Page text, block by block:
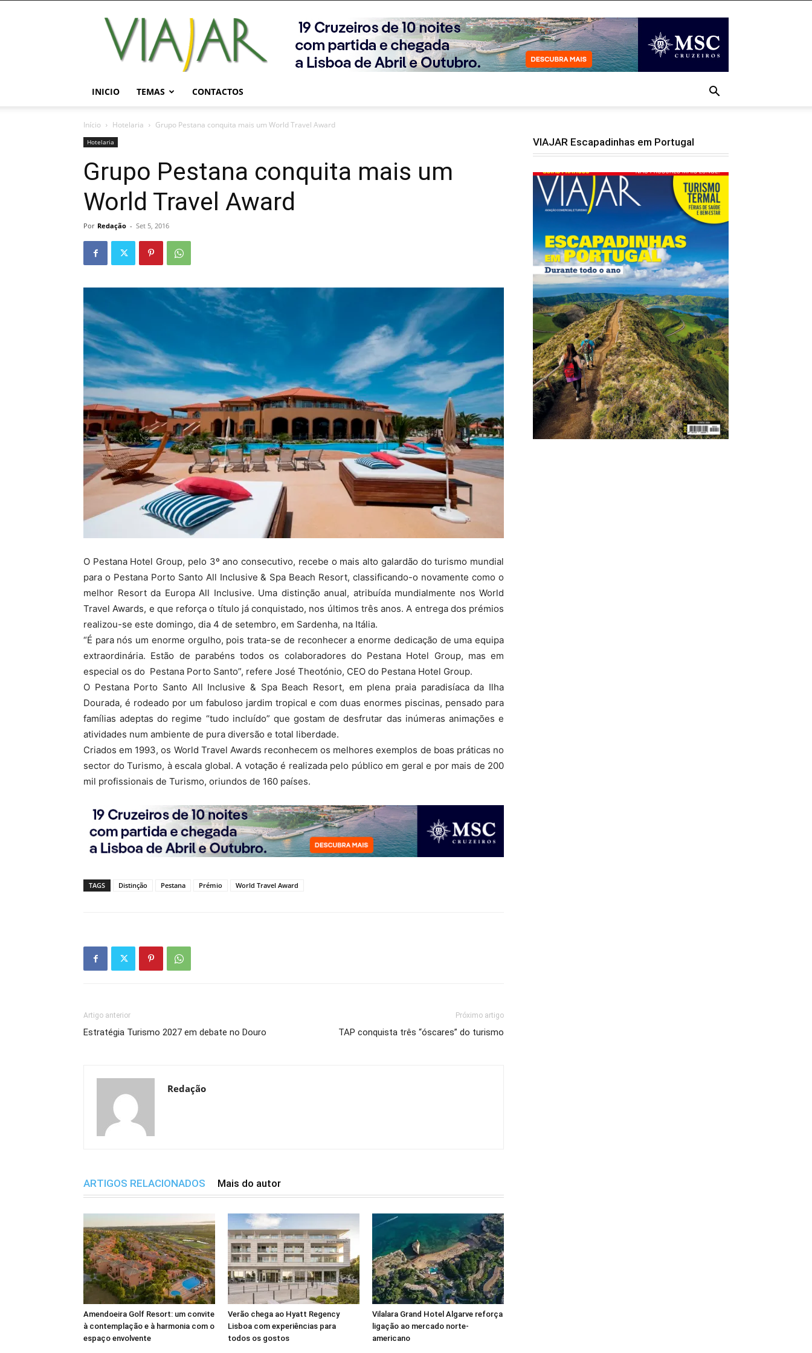
Viajar
Magazine
Online
INICIO TEMAS CONTACTOS
Início Hotelaria Grupo Pestana conquita mais um World Travel Award
Hotelaria
Grupo Pestana conquita mais um
World Travel Award
Por Redação - Set 5, 2016
O Pestana Hotel Group, pelo 3º ano consecutivo, recebe o mais alto galardão do turismo mundial
para o Pestana Porto Santo All Inclusive & Spa Beach Resort, classificando-o novamente como o
melhor Resort da Europa All Inclusive. Uma distinção anual, atribuída mundialmente nos World
Travel Awards, e que reforça o título já conquistado, nos últimos três anos. A entrega dos prémios
realizou-se este domingo, dia 4 de setembro, em Sardenha, na Itália.
“É para nós um enorme orgulho, pois trata-se de reconhecer a enorme dedicação de uma equipa
extraordinária. Estão de parabéns todos os colaboradores do Pestana Hotel Group, mas em
especial os do Pestana Porto Santo”, refere José Theotónio, CEO do Pestana Hotel Group.
O Pestana Porto Santo All Inclusive & Spa Beach Resort, em plena praia paradisíaca da Ilha
Dourada, é rodeado por um fabuloso jardim tropical e com duas enormes piscinas, pensado para
famílias adeptas do regime “tudo incluído” que gostam de desfrutar das inúmeras animações e
atividades num ambiente de pura diversão e total liberdade.
Criados em 1993, os World Travel Awards reconhecem os melhores exemplos de boas práticas no
sector do Turismo, à escala global. A votação é realizada pelo público em geral e por mais de 200
mil profissionais de Turismo, oriundos de 160 países.
TAGS Distinção Pestana Prémio World Travel Award
Artigo anterior
Estratégia Turismo 2027 em debate no Douro
Próximo artigo
TAP conquista três “óscares” do turismo
Redação
ARTIGOS RELACIONADOS Mais do autor
Amendoeira Golf Resort: um convite
à contemplação e à harmonia com o
espaço envolvente
Verão chega ao Hyatt Regency
Lisboa com experiências para
todos os gostos
Vilalara Grand Hotel Algarve reforça
ligação ao mercado norte-
americano
VIAJAR Escapadinhas em Portugal